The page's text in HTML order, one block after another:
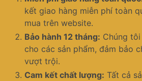
kết giao hàng miễn phí toàn
mua trên website.
Bảo hành 12 tháng: Chúng
cho các sản phẩm, đảm bảo
vượt trội.
Cam kết chất lượng: Tất cả